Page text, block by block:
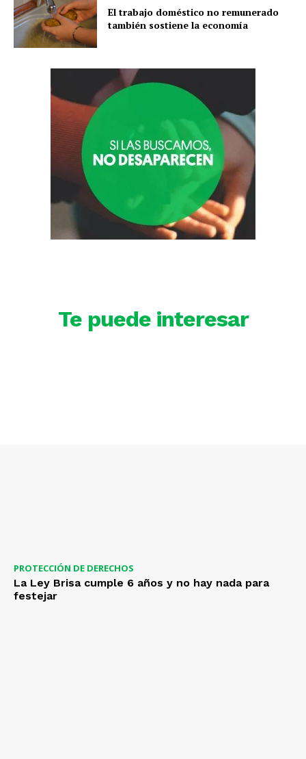
El trabajo doméstico no remunerado
también sostiene la economía
Te puede interesar
PROTECCIÓN DE DERECHOS
La Ley Brisa cumple 6 años y no hay nada para
festejar